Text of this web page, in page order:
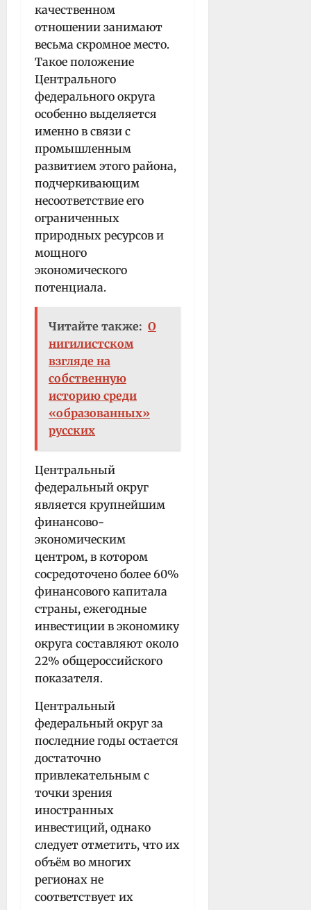
качественном
отношении занимают
весьма скромное место.
Такое положение
Центрального
федерального округа
особенно выделяется
именно в связи с
промышленным
развитием этого района,
подчеркивающим
несоответствие его
ограниченных
природных ресурсов и
мощного
экономического
потенциала.
Читайте также: О
нигилистском
взгляде на
собственную
историю среди
«образованных»
русских
Центральный
федеральный округ
является крупнейшим
финансово-
экономическим
центром, в котором
сосредоточено более 60%
финансового капитала
страны, ежегодные
инвестиции в экономику
округа составляют около
22% общероссийского
показателя.
Центральный
федеральный округ за
последние годы остается
достаточно
привлекательным с
точки зрения
иностранных
инвестиций, однако
следует отметить, что их
объём во многих
регионах не
соответствует их